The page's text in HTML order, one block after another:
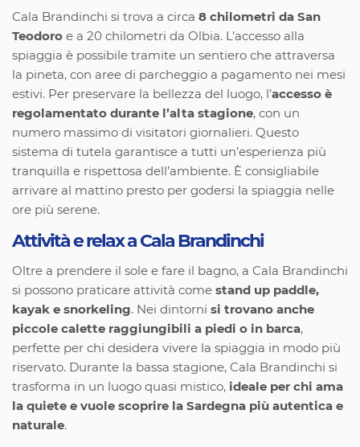
Cala Brandinchi si trova a circa 8 chilometri da San
Teodoro e a 20 chilometri da Olbia. L’accesso alla
spiaggia è possibile tramite un sentiero che attraversa
la pineta, con aree di parcheggio a pagamento nei mesi
estivi. Per preservare la bellezza del luogo, l’accesso è
regolamentato durante l’alta stagione, con un
numero massimo di visitatori giornalieri. Questo
sistema di tutela garantisce a tutti un’esperienza più
tranquilla e rispettosa dell’ambiente. È consigliabile
arrivare al mattino presto per godersi la spiaggia nelle
ore più serene.
Attività e relax a Cala Brandinchi
Oltre a prendere il sole e fare il bagno, a Cala Brandinchi
si possono praticare attività come stand up paddle,
kayak e snorkeling. Nei dintorni si trovano anche
piccole calette raggiungibili a piedi o in barca,
perfette per chi desidera vivere la spiaggia in modo più
riservato. Durante la bassa stagione, Cala Brandinchi si
trasforma in un luogo quasi mistico, ideale per chi ama
la quiete e vuole scoprire la Sardegna più autentica e
naturale.